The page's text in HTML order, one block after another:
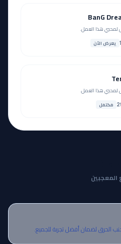
BanG
هذا العمل.
يعرض الآن
هذا العمل.
مكتمل
المعجبين
الحرق لضمان أفضل تجربة للجميع.